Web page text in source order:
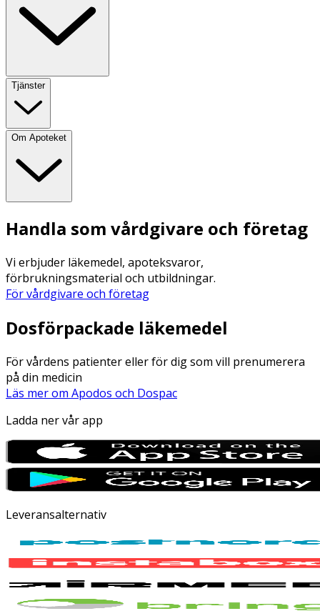
Tjänster
Om Apoteket
Handla som vårdgivare och företag
Vi erbjuder läkemedel, apoteksvaror,
förbrukningsmaterial och utbildningar.
För vårdgivare och företag
Dosförpackade läkemedel
För vårdens patienter eller för dig som vill prenumerera
på din medicin
Läs mer om Apodos och Dospac
Ladda ner vår app
Leveransalternativ